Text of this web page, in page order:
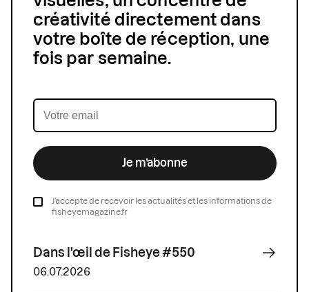
créativité directement dans
votre boîte de réception, une
fois par semaine.
Je m’abonne
J’accepte de recevoir les actualités et les informations de
fisheyemagazine.fr
Dans l'œil de Fisheye #550
06.07.2026